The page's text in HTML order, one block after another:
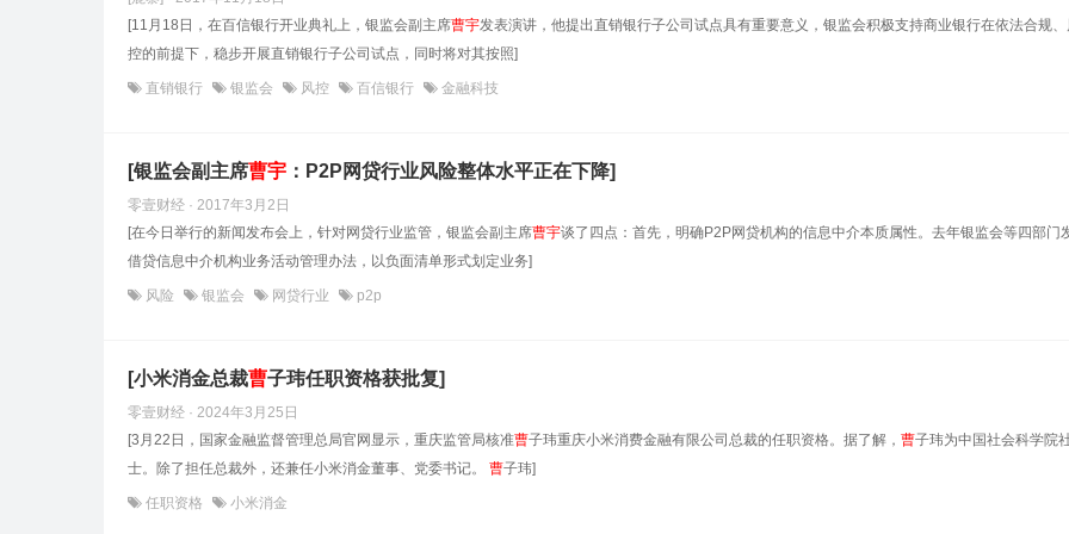
[11月18日，在百信银行开业典礼上，银监会副主席曹宇发表演讲，他提出直销银行子公司试点具有重要意义，银监会积极支持商业银行在依法合规
控的前提下，稳步开展直销银行子公司试点，同时将对其按照]
直销银行 银监会 风控 百信银行 金融科技
[银监会副主席曹宇 ：P2P网贷行业风险整体水平正在下降]
零壹财经 · 2017年3月2日
[在今日举行的新闻发布会上，针对网贷行业监管，银监会副主席曹宇谈了四点：首先，明确P2P网贷机构的信息中介本质属性。去年银监会等四部门
借贷信息中介机构业务活动管理办法，以负面清单形式划定业务]
风险 银监会 网贷行业 p2p
[小米消金总裁曹子玮任职资格获批复]
零壹财经 · 2024年3月25日
[3月22日，国家金融监督管理总局官网显示，重庆监管局核准曹子玮重庆小米消费金融有限公司总裁的任职资格。据了解， 曹子玮为中国社会科学院
士。除了担任总裁外，还兼任小米消金董事、党委书记。 曹子玮]
任职资格 小米消金